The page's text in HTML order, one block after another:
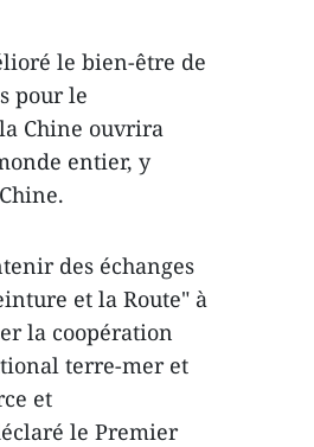
le bien-être de
pour le
Chine ouvrira
entier, y
des échanges
et la Route" à
la coopération
terre-mer et
et
le Premier